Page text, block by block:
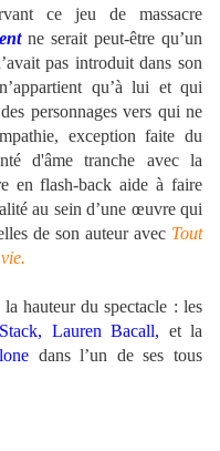
ce jeu de massacre
ne serait peut-être qu’un
pas introduit dans son
qu’à lui et qui
personnages vers qui ne
exception faite du
d'âme tranche avec la
en flash-back aide à faire
au sein d’une œuvre qui
de son auteur avec Tout
hauteur du spectacle : les
Lauren Bacall, et la
dans l’un de ses tous